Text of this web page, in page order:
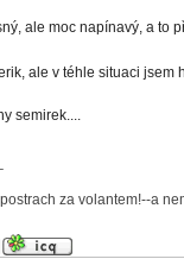
ale moc napínavý, a to
ale v téhle situaci
semirek....
za volantem!--a